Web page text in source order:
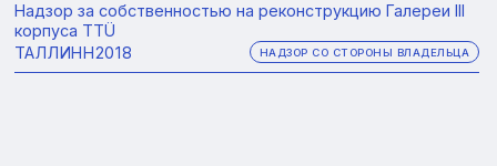
Надзор за собственностью на реконструкцию Галереи III
корпуса TTÜ
ТАЛЛИНН2018 НАДЗОР СО СТОРОНЫ ВЛАДЕЛЬЦА